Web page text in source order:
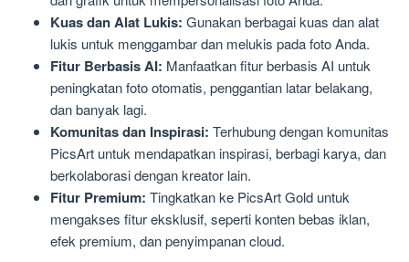
Kuas dan Alat Lukis: Gunakan berbagai kuas dan alat
lukis untuk menggambar dan melukis pada foto Anda.
Fitur Berbasis AI: Manfaatkan fitur berbasis AI untuk
peningkatan foto otomatis, penggantian latar belakang,
dan banyak lagi.
Komunitas dan Inspirasi: Terhubung dengan komunitas
PicsArt untuk mendapatkan inspirasi, berbagi karya, dan
berkolaborasi dengan kreator lain.
Fitur Premium: Tingkatkan ke PicsArt Gold untuk
mengakses fitur eksklusif, seperti konten bebas iklan,
efek premium, dan penyimpanan cloud.